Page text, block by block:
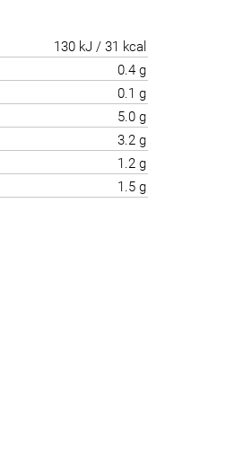
130 kJ / 31 kcal
0.4 g
0.1 g
5.0 g
3.2 g
1.2 g
1.5 g